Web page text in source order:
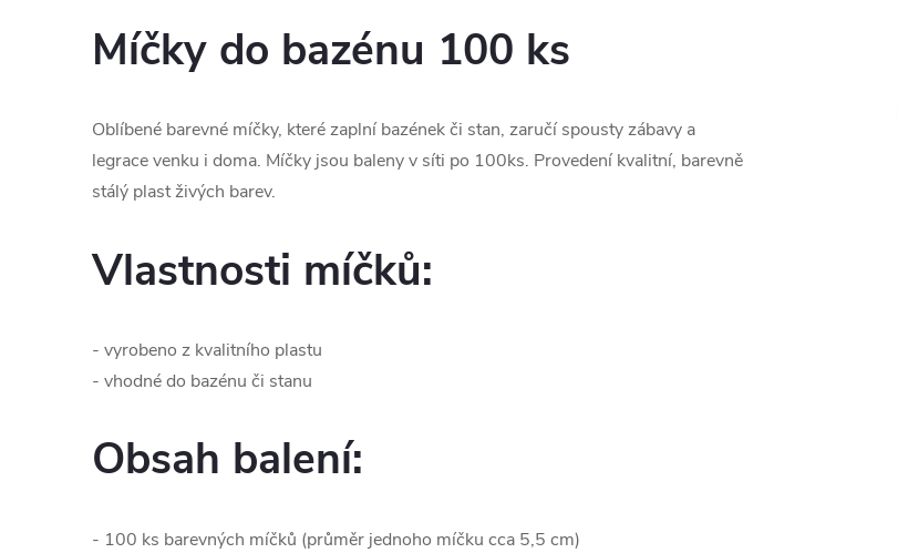
Míčky do bazénu 100 ks
Oblíbené barevné míčky, které zaplní bazének či stan, zaručí spousty zábavy a
legrace venku i doma. Míčky jsou baleny v síti po 100ks. Provedení kvalitní, barevně
stálý plast živých barev.
Vlastnosti míčků:
- vyrobeno z kvalitního plastu
- vhodné do bazénu či stanu
Obsah balení:
- 100 ks barevných míčků (průměr jednoho míčku cca 5,5 cm)